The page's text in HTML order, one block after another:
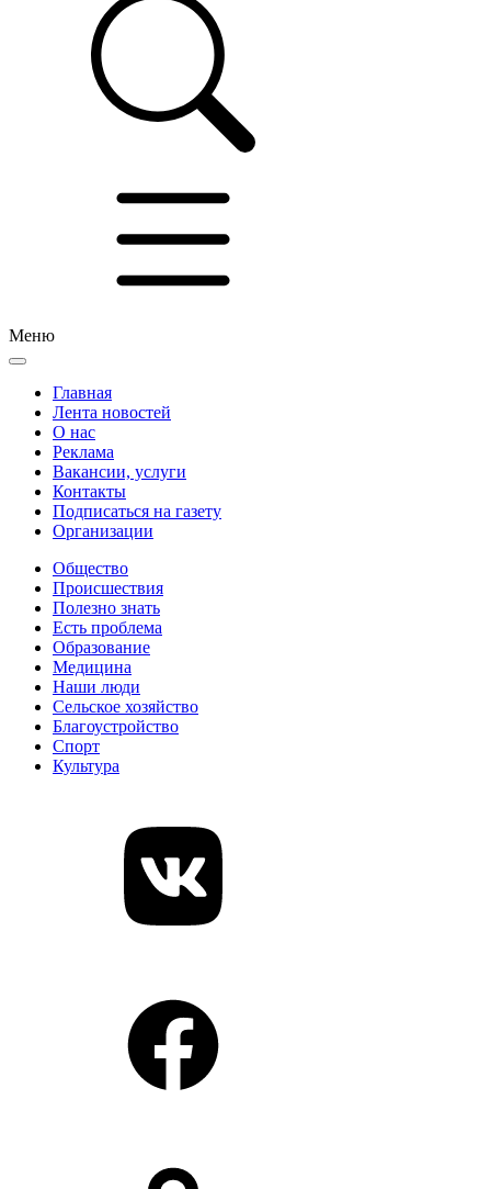
Меню
Главная
Лента новостей
О нас
Реклама
Вакансии, услуги
Контакты
Подписаться на газету
Организации
Общество
Происшествия
Полезно знать
Есть проблема
Образование
Медицина
Наши люди
Сельское хозяйство
Благоустройство
Спорт
Культура